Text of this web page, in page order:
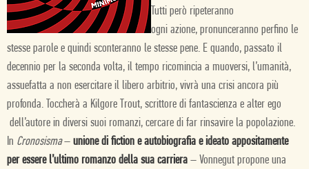
Tutti però ripeteranno
ogni azione, pronunceranno perfino le
stesse parole e quindi sconteranno le stesse pene. E quando, passato il
decennio per la seconda volta, il tempo ricomincia a muoversi, l’umanità,
assuefatta a non esercitare il libero arbitrio, vivrà una crisi ancora più
profonda. Toccherà a Kilgore Trout, scrittore di fantascienza e alter ego
dell’autore in diversi suoi romanzi, cercare di far rinsavire la popolazione.
In Cronosisma– unione di fiction e autobiografia e ideato appositamente
per essere l’ultimo romanzo della sua carriera – Vonnegut propone una